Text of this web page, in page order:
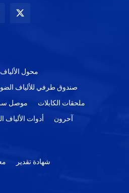
محول
صندوق طرفي للألياف
موصل
ملحقات الكابلات
أدوات الألياف آحرون
شهادة تقدير